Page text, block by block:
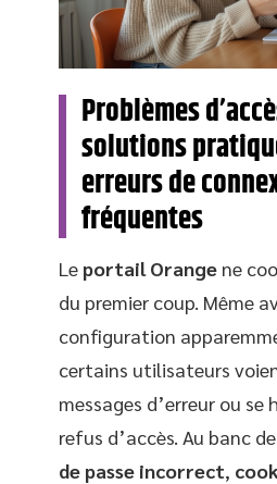
Problèmes
solutions
erreurs de
fréquentes
Le portail Orange ne
du premier coup. Même
configuration
certains utilisateurs
messages d’erreur ou se
refus d’accès. Au banc
de passe incorrect,